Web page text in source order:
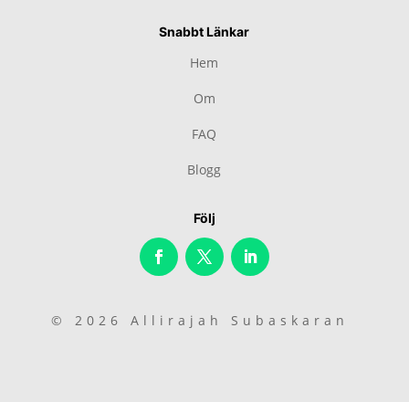
Snabbt Länkar
Hem
Om
FAQ
Blogg
Följ
© 2026 Allirajah Subaskaran